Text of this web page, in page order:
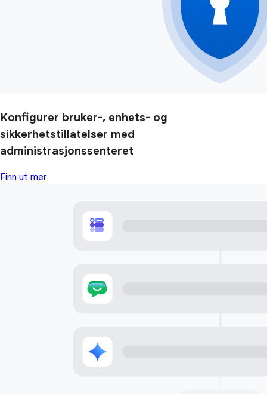
Konfigurer bruker-, enhets- og
sikkerhetstillatelser med
administrasjonssenteret
Finn ut mer